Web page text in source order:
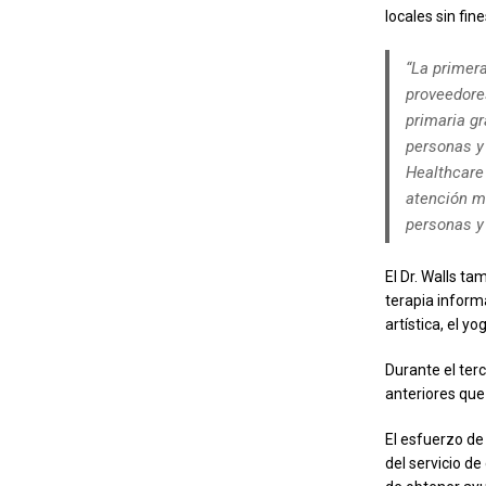
locales sin
“La
primaria
personas
atención
personas
El Dr. Walls
terapia
artística, el
Durante el
anteriores
El esfuerzo
del servicio